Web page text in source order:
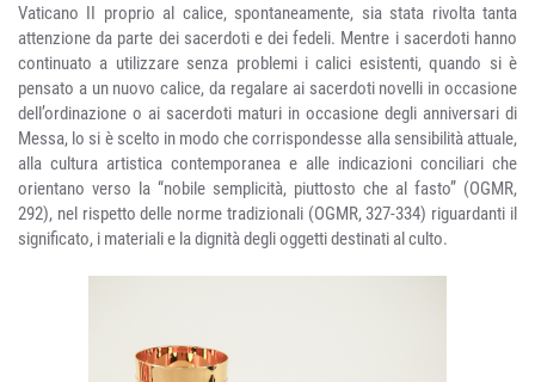
Vaticano II proprio al calice, spontaneamente, sia stata rivolta tanta
attenzione da parte dei sacerdoti e dei fedeli. Mentre i sacerdoti hanno
continuato a utilizzare senza problemi i calici esistenti, quando si è
pensato a un nuovo calice, da regalare ai sacerdoti novelli in occasione
dell’ordinazione o ai sacerdoti maturi in occasione degli anniversari di
Messa, lo si è scelto in modo che corrispondesse alla sensibilità attuale,
alla cultura artistica contemporanea e alle indicazioni conciliari che
orientano verso la “nobile semplicità, piuttosto che al fasto” (OGMR,
292), nel rispetto delle norme tradizionali (OGMR, 327-334) riguardanti il
significato, i materiali e la dignità degli oggetti destinati al culto.